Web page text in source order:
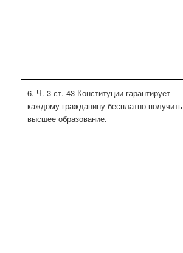
6. Ч. 3 ст. 43 Конституции гарантирует
каждому гражданину бесплатно получить
высшее образование.